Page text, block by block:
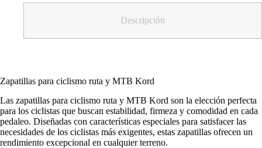
Descripción
Zapatillas para ciclismo ruta y MTB Kord
Las zapatillas para ciclismo ruta y MTB Kord son la elección perfecta
para los ciclistas que buscan estabilidad, firmeza y comodidad en cada
pedaleo. Diseñadas con características especiales para satisfacer las
necesidades de los ciclistas más exigentes, estas zapatillas ofrecen un
rendimiento excepcional en cualquier terreno.